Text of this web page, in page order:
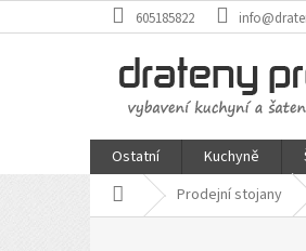
na
605185822
Ostatní Kuchyně
Domů Prodejní stojany